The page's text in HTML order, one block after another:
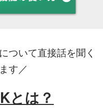
ついて直接話を聞く
す／
とは？